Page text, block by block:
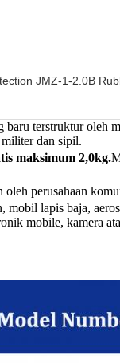
JMZ-1-2.0B
terstruktur oleh
militer dan sipil.
maksimum 2,0kg.
perusahaan
lapis baja,
mobile, kamera